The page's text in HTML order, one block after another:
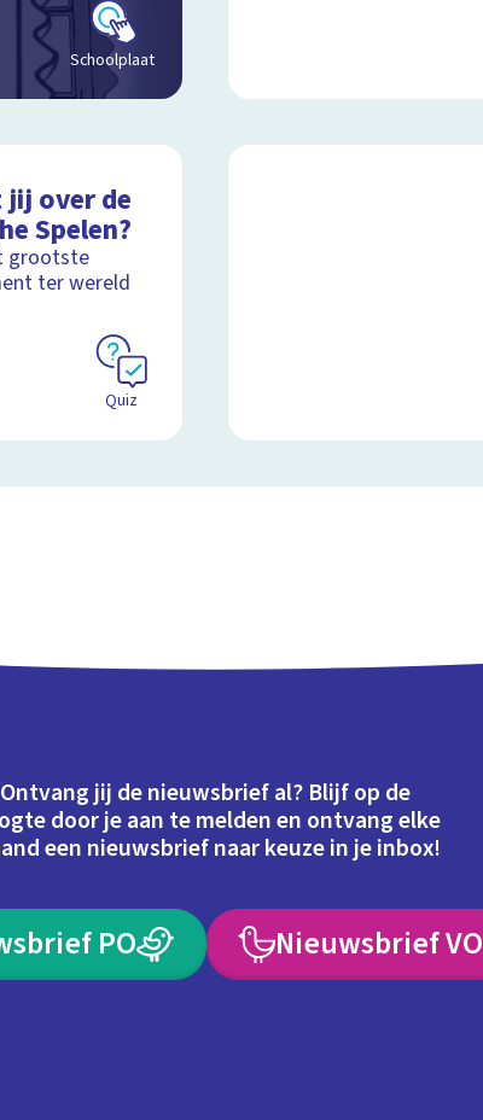
Schoolplaat
over de
Spelen?
grootste
ter wereld
Quiz
Ontvang jij de nieuwsbrief al? Blijf op de
door je aan te melden en ontvang elke
een nieuwsbrief naar keuze in je inbox!
PO Nieuwsbrief VO